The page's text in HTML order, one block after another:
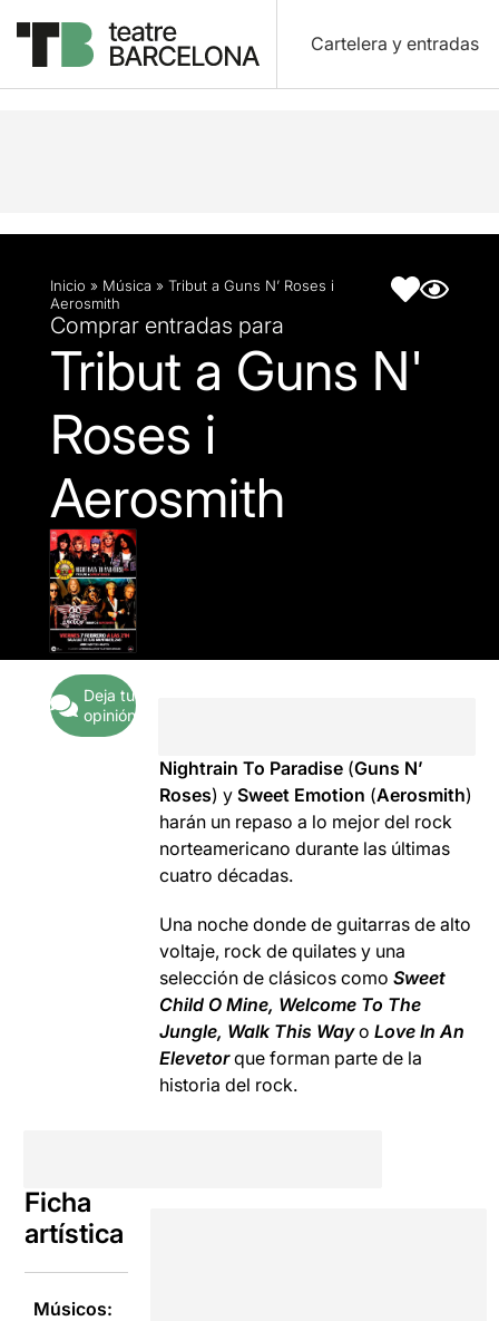
Cartelera y entradas
Descripción Ficha artística
Inicio » Música » Tribut a Guns N’ Roses i
Aerosmith
Comprar entradas para
Tribut a Guns N'
Roses i
Aerosmith
Deja tu
opinión
Nightrain To Paradise (Guns N’
Roses) ySweet Emotion (Aerosmith)
harán un repaso a lo mejor del rock
norteamericano durante las últimas
cuatro décadas.
Una noche donde de guitarras de alto
voltaje, rock de quilates y una
selección de clásicos comoSweet
Child O Mine, Welcome To The
Jungle, Walk This WayoLove In An
Elevetorque forman parte de la
historia del rock.
Ficha
artística
Músicos: